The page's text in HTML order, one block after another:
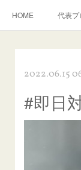
HOME 代表
飛び石施工料金につ
当店へのアクセス
【プロ使用】フッ
2022.06.15
#即日